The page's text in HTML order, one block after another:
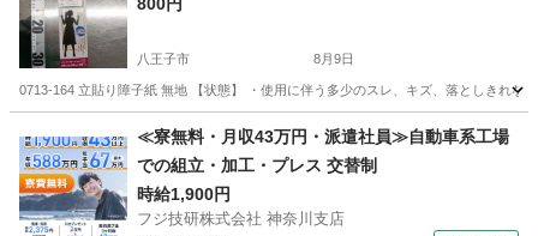
八王子市 8月9日
0713-164 立貼り障子紙 無地 【状態】 ・使用に伴う多少のスレ、キズ、落としきれ
その他 障子紙
≪寮無料・月収43万円・派遣社員≫自動車系工場
での組立・加工・プレス 交替制
時給1,900円
フジ技研株式会社 神奈川支店